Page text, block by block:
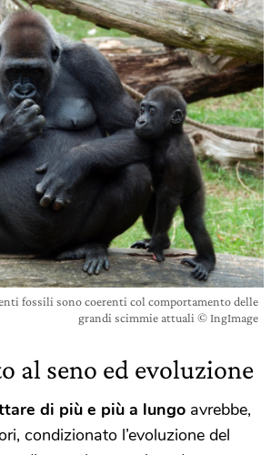
fossili sono coerenti col comportamento delle
grandi scimmie attuali © IngImage
al seno ed evoluzione
di più e più a lungo avrebbe,
condizionato l’evoluzione del